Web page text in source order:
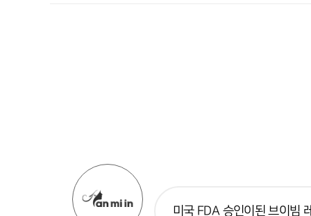
미국 FDA 승인이된 브이빔